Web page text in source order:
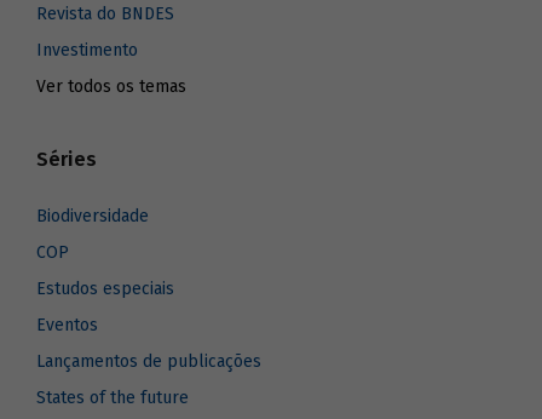
Revista do BNDES
Investimento
Ver todos os temas
Séries
Biodiversidade
COP
Estudos especiais
Eventos
Lançamentos de publicações
States of the future